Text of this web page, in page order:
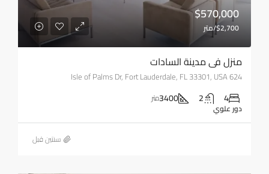
$570,000
$2,700/متر
منزل في مدينة السادات
624 Isle of Palms Dr, Fort Lauderdale, FL 33301, USA
4
2
3400متر
دور علوي
‏سنتين قبل